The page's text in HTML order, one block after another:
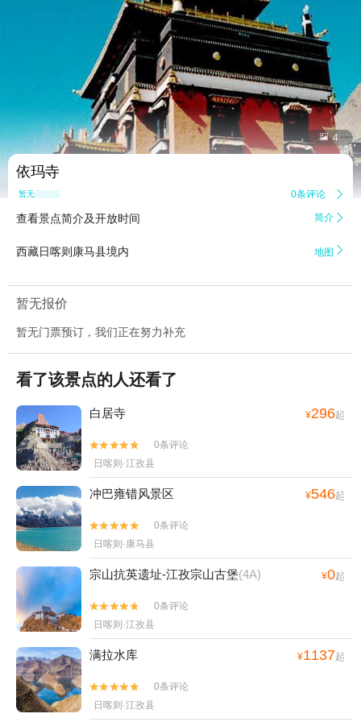
 4
依玛寺
暂无点评 0条评论 
查看景点简介及开放时间 简介 
西藏日喀则康马县境内 地图 
暂无报价
暂无门票预订，我们正在努力补充
看了该景点的人还看了
白居寺 ¥296起


0条评论
日喀则·江孜县
冲巴雍错风景区 ¥546起


0条评论
日喀则·康马县
宗山抗英遗址-江孜宗山古堡(4A) ¥0起


0条评论
日喀则·江孜县
满拉水库 ¥1137起


0条评论
日喀则·江孜县